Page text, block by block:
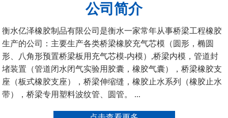
堵）
公司简介
衡水亿泽橡胶制品有限公司是衡水一家常年从事桥梁工程橡胶
生产的公司：主要生产各类桥梁橡胶充气芯模（圆形，椭圆
形、八角形预置桥梁板用充气芯模-内模）,桥梁内模，管道封
堵装置（管道闭水闭气实验用胶囊，橡胶气囊），桥梁橡胶支
座（板式橡胶支座），桥梁伸缩缝，橡胶止水系列（橡胶止水
带），桥梁专用塑料波纹管、圆管。 ...